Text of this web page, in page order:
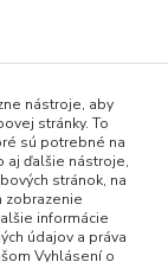
nástroje, aby
stránky. To
sú potrebné na
aj ďalšie nástroje,
stránok, na
zobrazenie
informácie
údajov a práva
Vyhlásení o